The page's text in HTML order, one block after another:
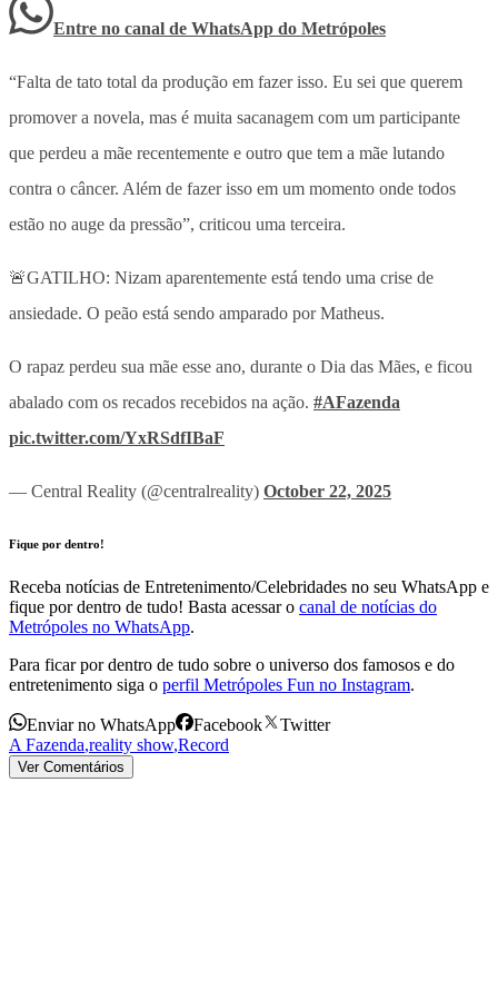
Entre no canal de WhatsApp do Metrópoles
“Falta de tato total da produção em fazer isso. Eu sei que querem
promover a novela, mas é muita sacanagem com um participante
que perdeu a mãe recentemente e outro que tem a mãe lutando
contra o câncer. Além de fazer isso em um momento onde todos
estão no auge da pressão”, criticou uma terceira.
🚨GATILHO: Nizam aparentemente está tendo uma crise de
ansiedade. O peão está sendo amparado por Matheus.
O rapaz perdeu sua mãe esse ano, durante o Dia das Mães, e ficou
abalado com os recados recebidos na ação. #AFazenda
pic.twitter.com/YxRSdfIBaF
— Central Reality (@centralreality) October 22, 2025
Fique por dentro!
Receba notícias de Entretenimento/Celebridades no seu WhatsApp e
fique por dentro de tudo! Basta acessar o canal de notícias do
Metrópoles no WhatsApp.
Para ficar por dentro de tudo sobre o universo dos famosos e do
entretenimento siga o perfil Metrópoles Fun no Instagram.
Enviar no WhatsApp Facebook
Twitter
A Fazenda,reality show,Record
Ver Comentários